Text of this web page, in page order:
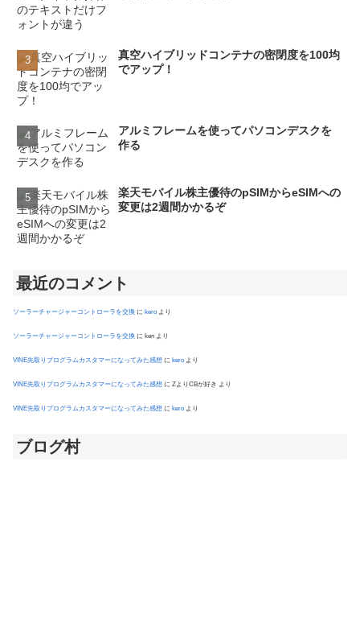
真空ハイブリッドコンテナの密閉度を100均
でアップ！
アルミフレームを使ってパソコンデスクを
作る
楽天モバイル株主優待のpSIMからeSIMへの
変更は2週間かかるぞ
最近のコメント
ソーラーチャージャーコントローラを交換 に kero より
ソーラーチャージャーコントローラを交換 に ken より
VINE先取りプログラムカスタマーになってみた感想 に kero より
VINE先取りプログラムカスタマーになってみた感想 に ZよりCBが好き より
VINE先取りプログラムカスタマーになってみた感想 に kero より
ブログ村